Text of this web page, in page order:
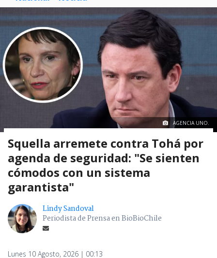
AGENCIA UNO.
Squella arremete contra Tohá por
agenda de seguridad: "Se sienten
cómodos con un sistema
garantista"
Lindy Sandoval
Periodista de Prensa en BioBioChile
Lunes 10 Agosto, 2026 | 00:13